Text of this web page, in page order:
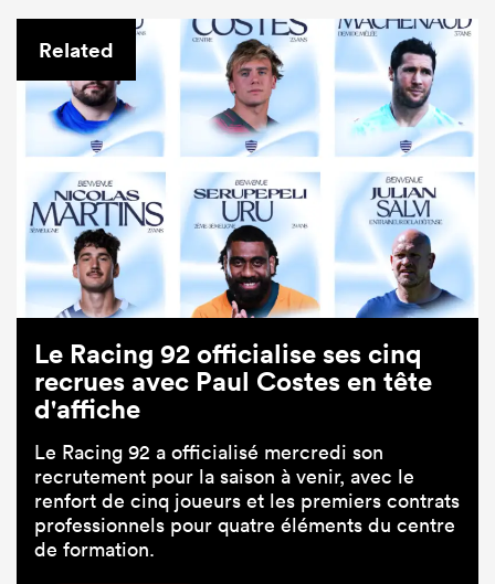
Related
Le Racing 92 officialise ses cinq
recrues avec Paul Costes en tête
d'affiche
Le Racing 92 a officialisé mercredi son
recrutement pour la saison à venir, avec le
renfort de cinq joueurs et les premiers contrats
professionnels pour quatre éléments du centre
de formation.